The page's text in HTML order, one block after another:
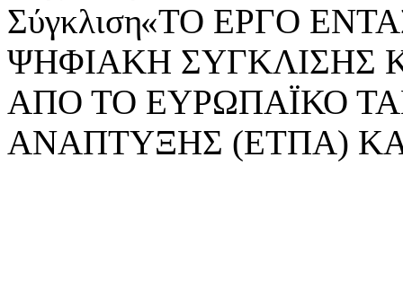
«ΤΟ ΕΡΓΟ
ΨΗΦΙΑΚΗ ΣΥΓΚΛΙΣΗΣ
ΑΠΟ ΤΟ ΕΥΡΩΠΑΪΚΟ
ΑΝΑΠΤΥΞΗΣ (ΕΤΠΑ)